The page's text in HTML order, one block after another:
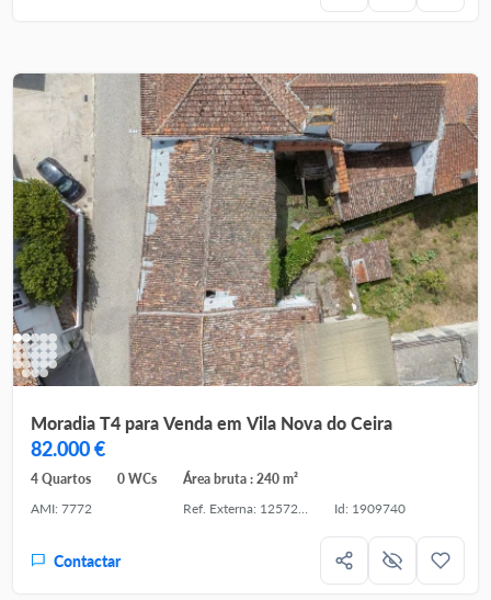
Moradia T4 para Venda em Vila Nova do Ceira
82.000 €
4 Quartos 0 WCs
Área bruta : 240 m²
AMI: 7772
Ref. Externa: 125721167-16 Id: 1909740
Contactar